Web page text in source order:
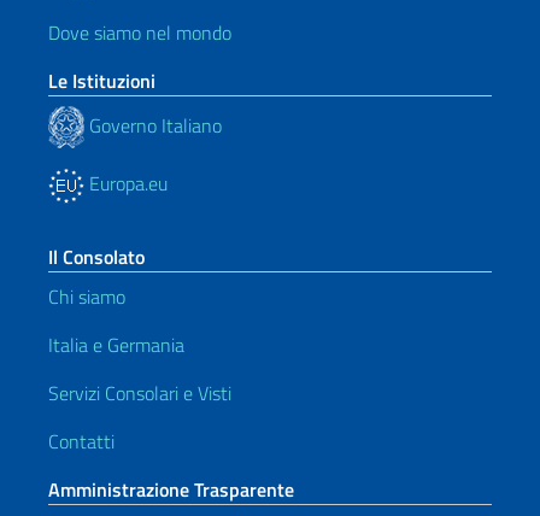
Dove siamo nel mondo
Le Istituzioni
Governo Italiano
Europa.eu
Il Consolato
Chi siamo
Italia e Germania
Servizi Consolari e Visti
Contatti
Amministrazione Trasparente